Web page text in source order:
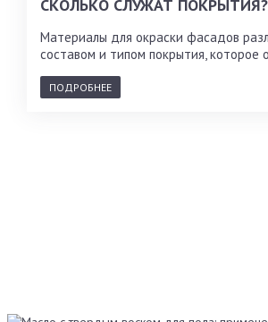
СКОЛЬКО СЛУЖАТ ПОКРЫТИЯ?
Материалы для окраски фасадов
составом и типом покрытия, которое
ПОДРОБНЕЕ